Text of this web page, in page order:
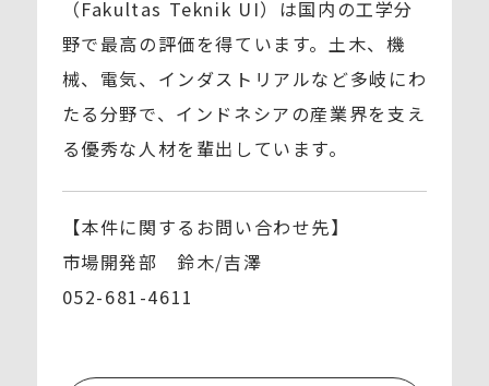
（Fakultas Teknik UI）は国内の工学分
野で最高の評価を得ています。土木、機
械、電気、インダストリアルなど多岐にわ
たる分野で、インドネシアの産業界を支え
る優秀な人材を輩出しています。
【本件に関するお問い合わせ先】
市場開発部 鈴木/吉澤
052-681-4611